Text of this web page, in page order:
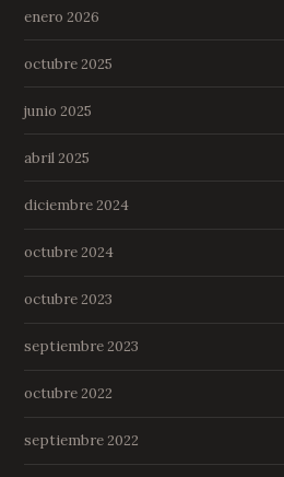
enero 2026
octubre 2025
junio 2025
abril 2025
diciembre 2024
octubre 2024
octubre 2023
septiembre 2023
octubre 2022
septiembre 2022